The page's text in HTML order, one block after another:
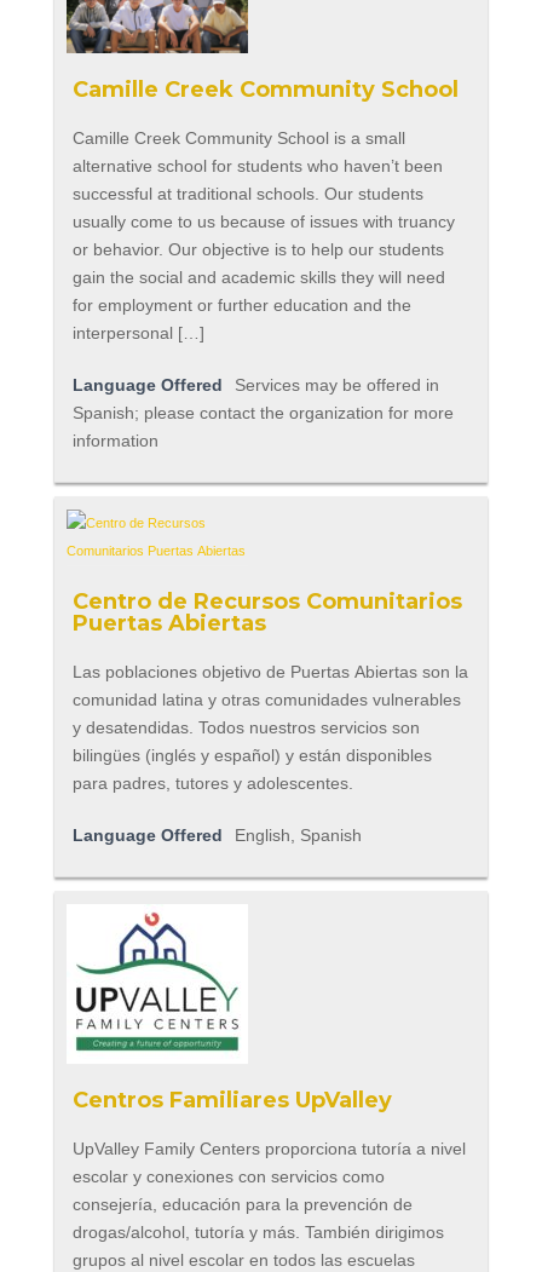
Camille Creek Community School
Camille Creek Community School is a small
alternative school for students who haven’t been
successful at traditional schools. Our students
usually come to us because of issues with truancy
or behavior. Our objective is to help our students
gain the social and academic skills they will need
for employment or further education and the
interpersonal […]
Language Offered
Services may be offered in
Spanish; please contact the organization for more
information
Centro de Recursos Comunitarios
Puertas Abiertas
Las poblaciones objetivo de Puertas Abiertas son la
comunidad latina y otras comunidades vulnerables
y desatendidas. Todos nuestros servicios son
bilingües (inglés y español) y están disponibles
para padres, tutores y adolescentes.
Language Offered English, Spanish
Centros Familiares UpValley
UpValley Family Centers proporciona tutoría a nivel
escolar y conexiones con servicios como
consejería, educación para la prevención de
drogas/alcohol, tutoría y más. También dirigimos
grupos al nivel escolar en todos las escuelas